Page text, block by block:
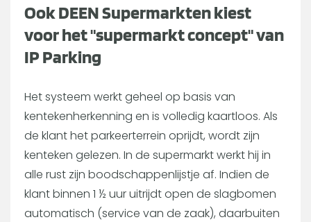
Ook DEEN Supermarkten kiest
voor het "supermarkt concept" van
IP Parking
Het systeem werkt geheel op basis van
kentekenherkenning en is volledig kaartloos. Als
de klant het parkeerterrein oprijdt, wordt zijn
kenteken gelezen. In de supermarkt werkt hij in
alle rust zijn boodschappenlijstje af. Indien de
klant binnen 1 ½ uur uitrijdt open de slagbomen
automatisch (service van de zaak), daarbuiten